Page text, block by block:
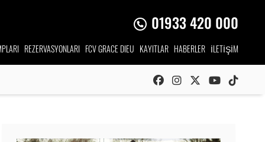
01933 420 000
REZERVASYONLARI FCV GRACE DIEU KAYITLAR HABERLER İLETİŞİM